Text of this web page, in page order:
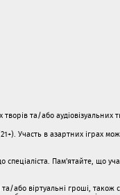
та/або аудіовізуальних
Участь в азартних іграх
Пам'ятайте, що
або віртуальні гроші, також